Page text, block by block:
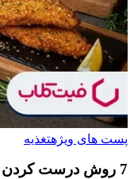
پست های ویژهتغذیه
7 روش درست كردن ماهی قزل آلا| پخت قزل آلای رستورانی